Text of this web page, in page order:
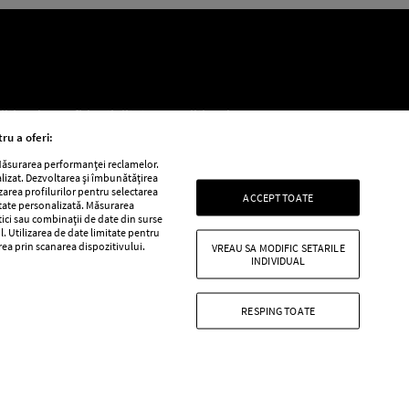
de confidențialitate
Politica de
Retete practice
a oferi:
performanței reclamelor.
Dezvoltarea și îmbunătățirea
profilurilor pentru selectarea
personalizată. Măsurarea
sau combinații de date din surse
Utilizarea de date limitate pentru
prin scanarea dispozitivului.
ACCEPT TOATE
RESPING TOATE
VREAU SA MODIFIC SETARILE
INDIVIDUAL